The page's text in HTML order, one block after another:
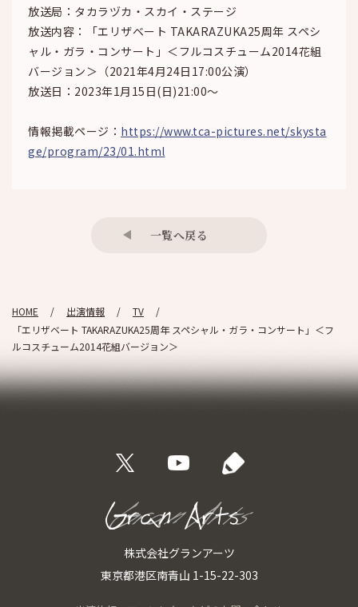
放送局：タカラヅカ・スカイ・ステージ
放送内容：「エリザベート TAKARAZUKA25周年 スペシ
ャル・ガラ・コンサート」＜フルコスチューム2014花組
バージョン＞（2021年4月24日17:00公演）
放送日：2023年1月15日(日)21:00～
情報掲載ページ： https://www.tca-pictures.net/skysta
ge/program/23/01.html
一覧へ戻る
HOME 出演情報
TV
「エリザベート TAKARAZUKA25周年 スペシャル・ガラ・コンサート」＜フ
ルコスチューム2014花組バージョン＞
株式会社グランアーツ
東京都港区南青山 1-15-22-303